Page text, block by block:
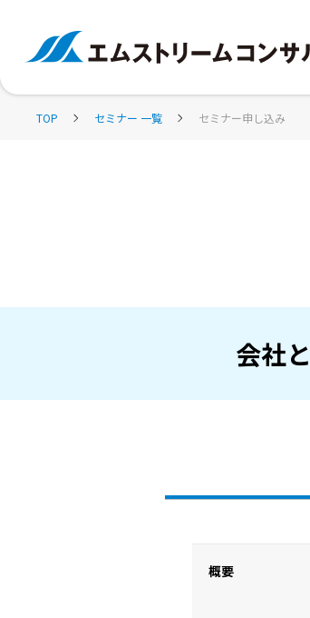
TOP セミナー 一覧 セミナー申し込み
会社
概要